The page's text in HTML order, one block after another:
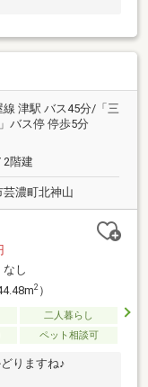
津駅 バス45分/「三
バス停 停歩5分
2階建
芸濃町北神山
なし
2）
二人暮らし
ペット相談可
りますね♪